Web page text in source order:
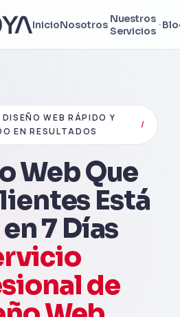
InicioNosotros Nuestros
Servicios
WEB RÁPIDO Y
EN RESULTADOS
/
Web Que
Está
7 Días
de